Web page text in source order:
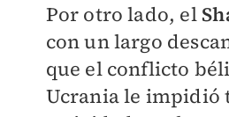
Por otro lado, el
con un largo
que el conflicto
Ucrania le impidió